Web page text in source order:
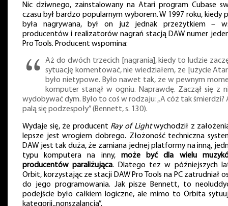
Nic dziwnego, zainstalowany na Atari program Cubase
czasu był bardzo popularnym wyborem. W 1997 roku, kiedy
była nagrywana, był on już jednak przeżytkiem –
producentów i realizatorów nagrań stacją DAW numer
Pro Tools. Producent wspomina:
Aż do dwóch trzecich [nagrania], kiedy to ludzie
sytuację komentować, nie wiedziałem, że [użycie
było nietypowe. Było nawet tak, że w pewnym
komputer stanął w ogniu. Naprawdę. Zaczął się z
wydobywać dym. Było to coś w rodzaju: „A cóż tak śmierdzi?
palą się podzespoły” (Bennett, s. 130).
Wydaje się, że producent Ray of Lightwychodził z
lepsze jest wrogiem dobrego. Złożoność techniczna
DAW jest tak duża, że zamiana jednej platformy na inną,
typu komputera na inny, może być dla wielu
producentów paraliżująca. Dlatego też w późniejszych
Orbit, korzystając ze stacji DAW Pro Tools na PC zatrudniał
do jego programowania. Jak pisze Bennett, to
podejście było całkiem logiczne, ale mimo to Orbita
kategorii „nonszalancja”.